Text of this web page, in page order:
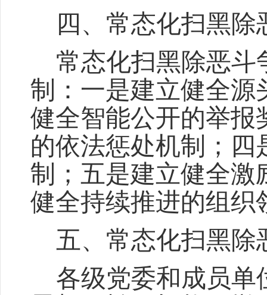
四、 常态化扫黑除
常态化扫黑除恶斗
制：一是建立健全源
健全智能公开的举报
的依法惩处机制；
制；五是建立健全激
健全持续推进的组织
五、 常态化扫黑除
各级党委和成员单